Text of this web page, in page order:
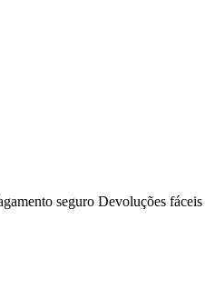
seguro Devoluções fáceis